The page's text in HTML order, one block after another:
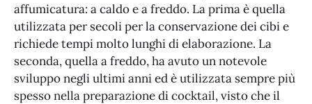
affumicatura: a caldo e a freddo. La prima è quella
utilizzata per secoli per la conservazione dei cibi e
richiede tempi molto lunghi di elaborazione. La
seconda, quella a freddo, ha avuto un notevole
sviluppo negli ultimi anni ed è utilizzata sempre più
spesso nella preparazione di cocktail, visto che il